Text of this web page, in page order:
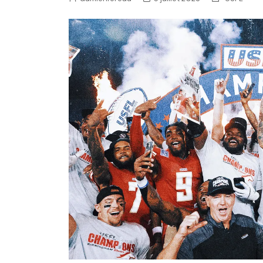
NFL – Power Rankings
Pronostics et paris NFL
Super Bowl LIX
Histoire et Légendes